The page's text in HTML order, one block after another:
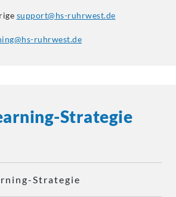
support@hs-ruhrwest.de
ruhrwest.de
Strategie
Strategie